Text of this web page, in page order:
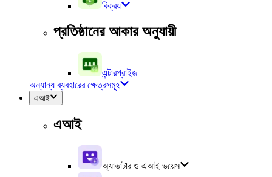
বিক্রয়
প্রতিষ্ঠানের আকার অনুযায়ী
এন্টারপ্রাইজ
অন্যান্য ব্যবহারের ক্ষেত্রসমূহ
এআই
এআই
অ্যাভাটার ও এআই ভয়েস